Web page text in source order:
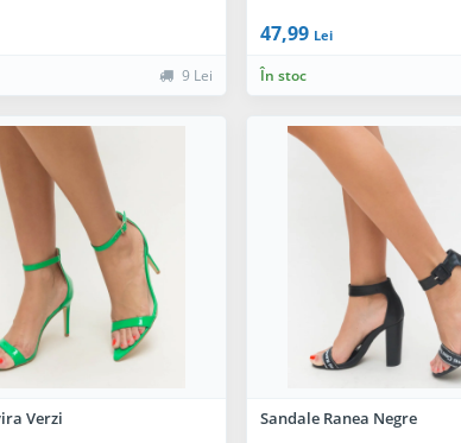
9 Lei
47,99 Lei
În stoc
Verzi Sandale Ranea Negre